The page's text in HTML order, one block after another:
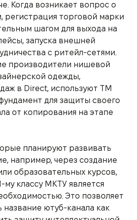
Когда возникает вопрос о
регистрация торговой марки
шагом для выхода на
запуска внешней
с ритейл-сетями.
производители нишевой
одежды,
в Direct, используют ТМ
для защиты своего
от копирования на этапе
планируют развивать
например, через создание
образовательных курсов,
му классу МКТУ является
Это позволяет
название ютуб-канала как